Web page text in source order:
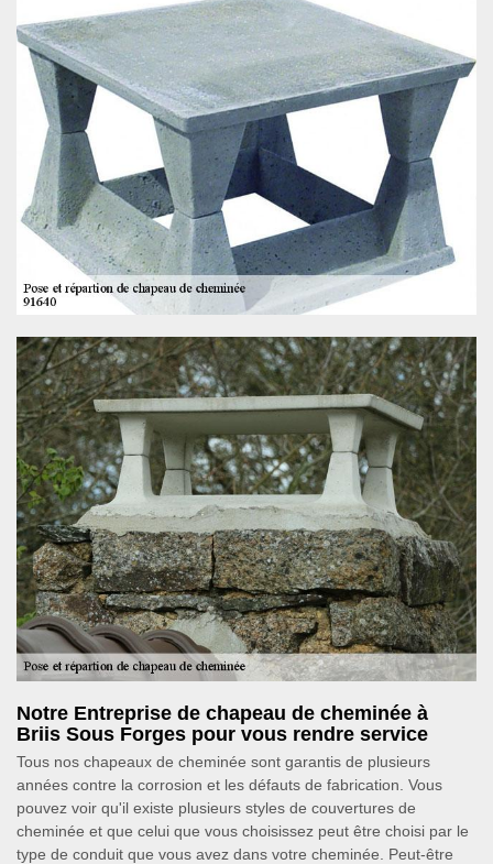
Notre Entreprise de chapeau de cheminée à
Briis Sous Forges pour vous rendre service
Tous nos chapeaux de cheminée sont garantis de plusieurs
années contre la corrosion et les défauts de fabrication. Vous
pouvez voir qu'il existe plusieurs styles de couvertures de
cheminée et que celui que vous choisissez peut être choisi par le
type de conduit que vous avez dans votre cheminée. Peut-être